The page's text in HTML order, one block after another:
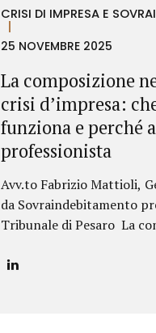
concorrenza sleale.
tecnico-giuridico
protezione della
registrazione dei marchi
valutazione della loro
mercato, fino alla difesa
CRISI DI IMPRESA E
25 NOVEMBRE 2025
La composizione
crisi d’impresa:
funziona e perché
professionista
Avv.to Fabrizio Mattioli,
da Sovraindebitamento
Tribunale di Pesaro La
uno degli strumenti più